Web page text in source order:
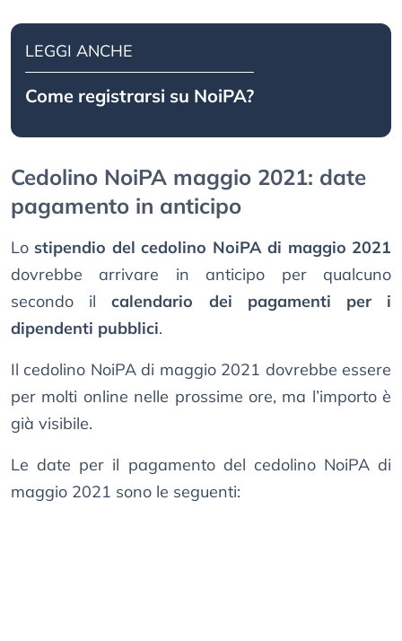
LEGGI ANCHE
Come registrarsi su NoiPA?
Cedolino NoiPA maggio 2021: date
pagamento in anticipo
Lo stipendio del cedolino NoiPA di maggio 2021
dovrebbe arrivare in anticipo per qualcuno
secondo ilcalendario dei pagamenti per i
dipendenti pubblici.
Il cedolino NoiPA di maggio 2021 dovrebbe essere
per molti online nelle prossime ore, ma l’importo è
già visibile.
Le date per il pagamento del cedolino NoiPA di
maggio 2021 sono le seguenti: